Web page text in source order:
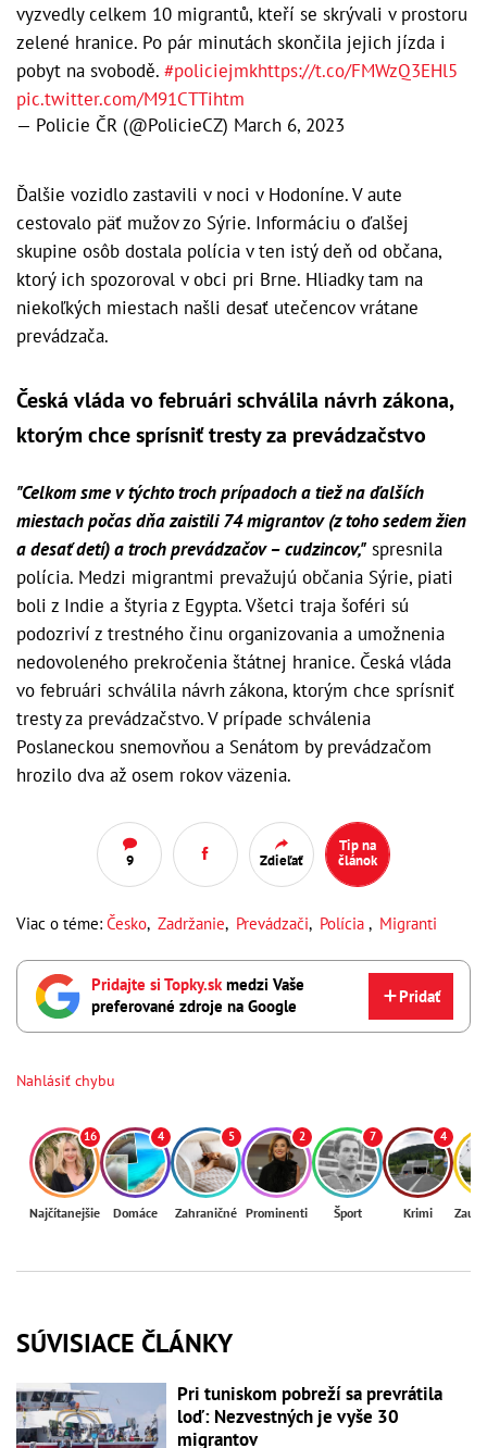
vyzvedly celkem 10 migrantů, kteří se skrývali v prostoru
zelené hranice. Po pár minutách skončila jejich jízda i
pobyt na svobodě. #policiejmkhttps://t.co/FMWzQ3EHl5
pic.twitter.com/M91CTTihtm
— Policie ČR (@PolicieCZ) March 6, 2023
Ďalšie vozidlo zastavili v noci v Hodoníne. V aute
cestovalo päť mužov zo Sýrie. Informáciu o ďalšej
skupine osôb dostala polícia v ten istý deň od občana,
ktorý ich spozoroval v obci pri Brne. Hliadky tam na
niekoľkých miestach našli desať utečencov vrátane
prevádzača.
Česká vláda vo februári schválila návrh zákona,
ktorým chce sprísniť tresty za prevádzačstvo
"Celkom sme v týchto troch prípadoch a tiež na ďalších
miestach počas dňa zaistili 74 migrantov (z toho sedem žien
a desať detí) a troch prevádzačov – cudzincov," spresnila
polícia. Medzi migrantmi prevažujú občania Sýrie, piati
boli z Indie a štyria z Egypta. Všetci traja šoféri sú
podozriví z trestného činu organizovania a umožnenia
nedovoleného prekročenia štátnej hranice. Česká vláda
vo februári schválila návrh zákona, ktorým chce sprísniť
tresty za prevádzačstvo. V prípade schválenia
Poslaneckou snemovňou a Senátom by prevádzačom
hrozilo dva až osem rokov väzenia.
9 Zdieľať
Tip na
článok
Viac o téme: Česko, Zadržanie, Prevádzači, Polícia , Migranti
Pridajte si Topky.skmedzi Vaše
preferované zdroje na Google
Pridať
Nahlásiť chybu
16
Najčítanejšie
4
Domáce
5
Zahraničné
2
Prominenti
7
Šport
4
Krimi
SÚVISIACE ČLÁNKY
Pri tuniskom pobreží sa prevrátila
loď: Nezvestných je vyše 30
migrantov